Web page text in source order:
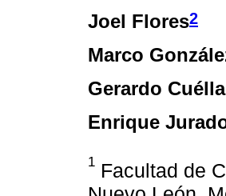
Joel Flores2
Marco
Gerardo
Enrique
1 Facultad de